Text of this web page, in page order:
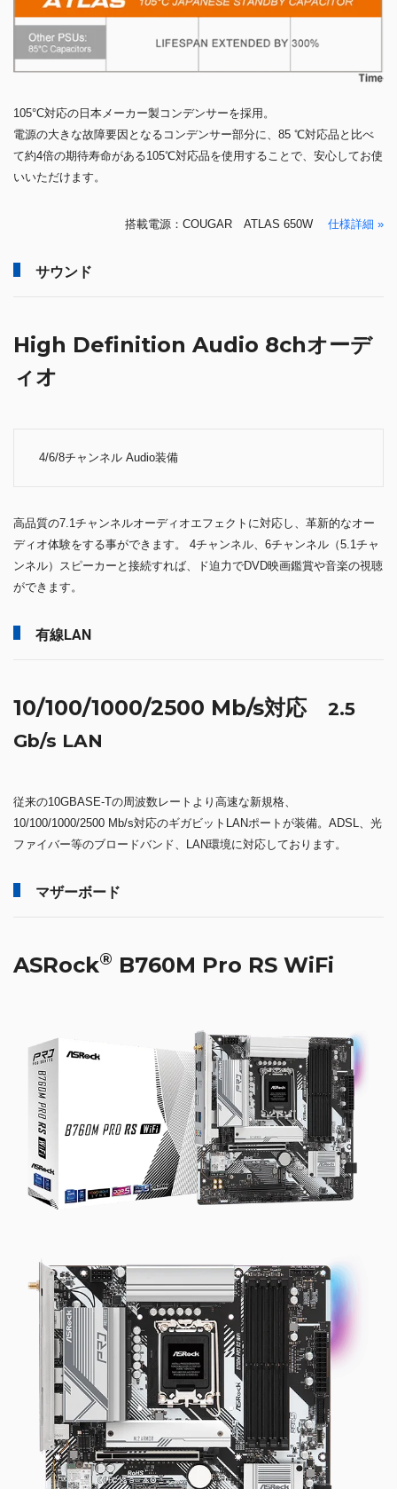
105°C対応の日本メーカー製コンデンサーを採用。
電源の大きな故障要因となるコンデンサー部分に、85 ℃対応品と比べ
て約4倍の期待寿命がある105℃対応品を使用することで、安心してお使
いいただけます。
搭載電源：COUGAR ATLAS 650W 仕様詳細 »
サウンド
High Definition Audio 8chオーデ
ィオ
4/6/8チャンネル Audio装備
高品質の7.1チャンネルオーディオエフェクトに対応し、革新的なオー
ディオ体験をする事ができます。 4チャンネル、6チャンネル（5.1チャ
ンネル）スピーカーと接続すれば、ド迫力でDVD映画鑑賞や音楽の視聴
ができます。
有線LAN
10/100/1000/2500 Mb/s対応 2.5
Gb/s LAN
従来の10GBASE-Tの周波数レートより高速な新規格、
10/100/1000/2500 Mb/s対応のギガビットLANポートが装備。ADSL、光
ファイバー等のブロードバンド、LAN環境に対応しております。
マザーボード
ASRock® B760M Pro RS WiFi